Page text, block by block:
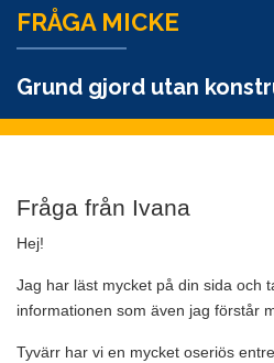
FRÅGA MICKE
Grund gjord utan
Fråga från Ivana
Hej!
Jag har läst mycket på din sida och
informationen som även jag förstår
Tyvärr har vi en mycket oseriös